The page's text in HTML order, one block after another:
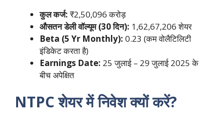
कुल कर्ज: ₹2,50,096 करोड़
औसतन डेली वॉल्यूम (30 दिन): 1,62,67,206 शेयर
Beta (5 Yr Monthly): 0.23 (कम वोलैटिलिटी
इंडिकेट करता है)
Earnings Date: 25 जुलाई – 29 जुलाई 2025 के
बीच अपेक्षित
NTPC शेयर में निवेश क्यों करें?